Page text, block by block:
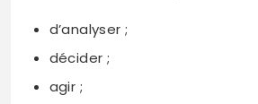
d’analyser ;
décider ;
agir ;